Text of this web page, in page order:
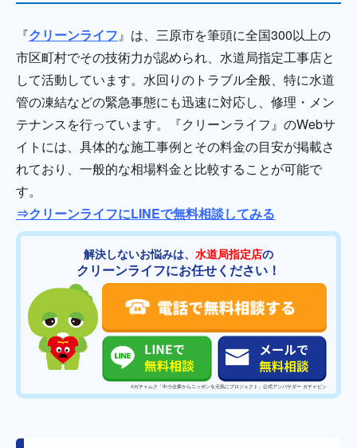
『クリーンライフ』は、三原市を筆頭に全国300以上の
市区町村でその技術力が認められ、水道局指定工事店と
して活動しています。水回りのトラブル全般、特に水道
管の凍結などの緊急事態にも迅速に対応し、修理・メン
テナンスを行っています。『クリーンライフ』のWebサ
イトには、具体的な施工事例とその料金の目安が掲載さ
れており、一般的な相場料金と比較することが可能で
す。
⇒クリーンライフにLINEで無料相談してみる
解決しないお悩みは、 水道局指定店の
クリーンライフにお任せください！
©️ガチャムク「中小企業からニッポンを元気にプロジェクト」公式アンバサダー ガチャピン